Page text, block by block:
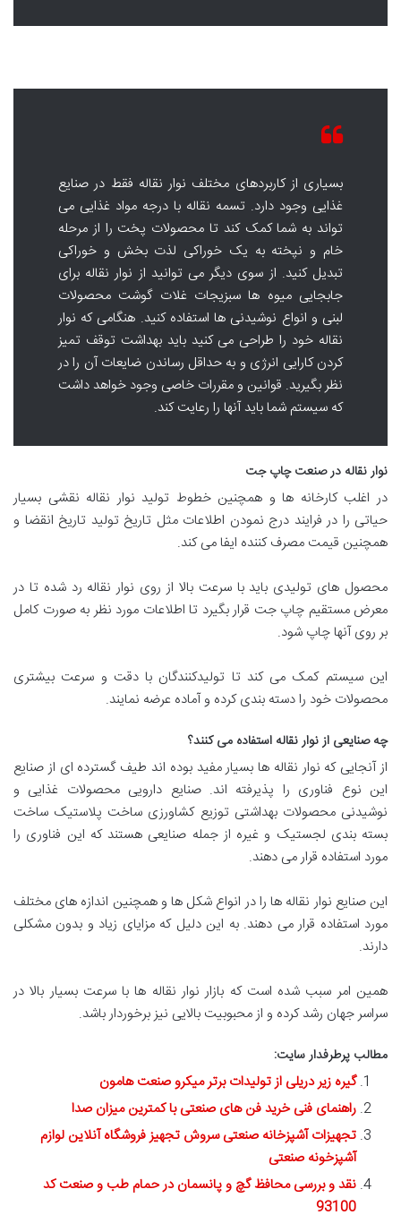
بسیاری از کاربردهای مختلف نوار نقاله فقط در صنایع
غذایی وجود دارد. تسمه نقاله با درجه مواد غذایی می
تواند به شما کمک کند تا محصولات پخت را از مرحله
خام و نپخته به یک خوراکی لذت بخش و خوراکی
تبدیل کنید. از سوی دیگر می توانید از نوار نقاله برای
جابجایی میوه ها سبزیجات غلات گوشت محصولات
لبنی و انواع نوشیدنی ها استفاده کنید. هنگامی که نوار
نقاله خود را طراحی می کنید باید بهداشت توقف تمیز
کردن کارایی انرژی و به حداقل رساندن ضایعات آن را در
نظر بگیرید. قوانین و مقررات خاصی وجود خواهد داشت
که سیستم شما باید آنها را رعایت کند.
نوار نقاله در صنعت چاپ جت
در اغلب کارخانه ها و همچنین خطوط تولید نوار نقاله نقشی بسیار
حیاتی را در فرایند درج نمودن اطلاعات مثل تاریخ تولید تاریخ انقضا و
همچنین قیمت مصرف کننده ایفا می کند.
محصول های تولیدی باید با سرعت بالا از روی نوار نقاله رد شده تا در
معرض مستقیم چاپ جت قرار بگیرد تا اطلاعات مورد نظر به صورت کامل
بر روی آنها چاپ شود.
این سیستم کمک می کند تا تولیدکنندگان با دقت و سرعت بیشتری
محصولات خود را دسته بندی کرده و آماده عرضه نمایند.
چه صنایعی از نوار نقاله استفاده می کنند؟
از آنجایی که نوار نقاله ها بسیار مفید بوده اند طیف گسترده ای از صنایع
این نوع فناوری را پذیرفته اند. صنایع دارویی محصولات غذایی و
نوشیدنی محصولات بهداشتی توزیع کشاورزی ساخت پلاستیک ساخت
بسته بندی لجستیک و غیره از جمله صنایعی هستند که این فناوری را
مورد استفاده قرار می دهند.
این صنایع نوار نقاله ها را در انواع شکل ها و همچنین اندازه های مختلف
مورد استفاده قرار می دهند. به این دلیل که مزایای زیاد و بدون مشکلی
دارند.
همین امر سبب شده است که بازار نوار نقاله ها با سرعت بسیار بالا در
سراسر جهان رشد کرده و از محبوبیت بالایی نیز برخوردار باشد.
مطالب پرطرفدار سایت:
گیره زیر دریلی از تولیدات برتر میکرو صنعت هامون
راهنمای فنی خرید فن های صنعتی با کمترین میزان صدا
تجهیزات آشپزخانه صنعتی سروش تجهیز فروشگاه آنلاین لوازم
آشپزخونه صنعتی
نقد و بررسی محافظ گچ و پانسمان در حمام طب و صنعت کد
93100